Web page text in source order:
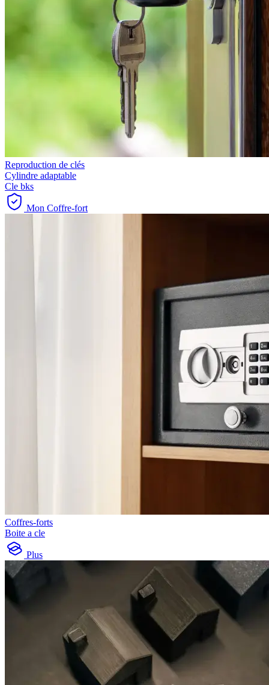
Reproduction de clés
Cylindre adaptable
Cle bks
Mon Coffre-fort
Coffres-forts
Boite a cle
Plus